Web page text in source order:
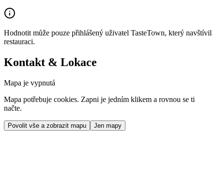
Hodnotit může pouze přihlášený uživatel TasteTown, který navštívil
restauraci.
Kontakt & Lokace
Mapa je vypnutá
Mapa potřebuje cookies. Zapni je jedním klikem a rovnou se ti
načte.
Povolit vše a zobrazit mapu Jen mapy